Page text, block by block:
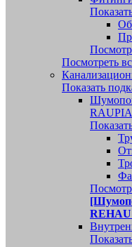
Посмотреть
Показать